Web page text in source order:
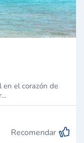
en el corazón de
Recomendar